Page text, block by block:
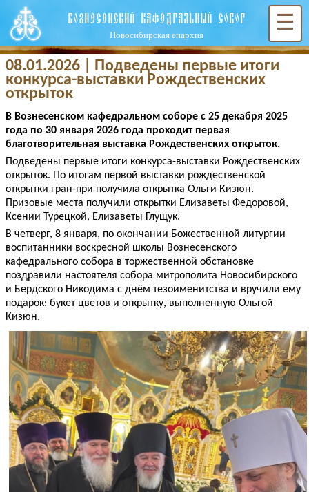
ВОЗНЕСЕНСКИЙ КАФЕДРАЛЬНЫЙ СОБОР
Новосибирская епархия ☰
08.01.2026 | Подведены первые итоги
конкурса-выставки Рождественских
открыток
В Вознесенском кафедральном соборе с 25 декабря 2025
года по 30 января 2026 года проходит первая
благотворительная выставка Рождественских открыток.
Подведены первые итоги конкурса-выставки Рождественских
открыток. По итогам первой выставки рождественской
открытки гран-при получила открытка Ольги Кизюн.
Призовые места получили открытки Елизаветы Федоровой,
Ксении Турецкой, Елизаветы Глущук.
В четверг, 8 января, по окончании Божественной литургии
воспитанники воскресной школы Вознесенского
кафедрального собора в торжественной обстановке
поздравили настоятеля собора митрополита Новосибирского
и Бердского Никодима с днём тезоименитства и вручили ему
подарок: букет цветов и открытку, выполненную Ольгой
Кизюн.